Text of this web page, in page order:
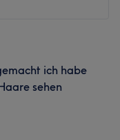
ich habe
sehen